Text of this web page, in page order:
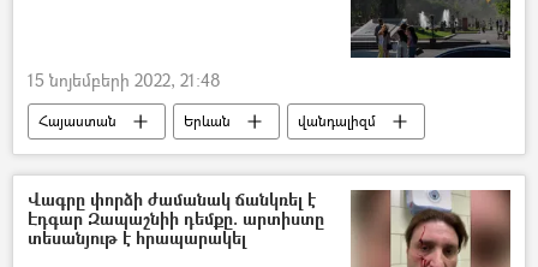
15 նոյեմբերի 2022, 21:48
Հայաստան Երևան
վանդալիզմ
Գարեգին Նժդեհ
արձան
Այաթոլլա Ալի Խամենեի
Վագրը փորձի ժամանակ ճանկռել է
Էդգար Զապաշնիի դեմքը. արտիստը
տեսանյութ է հրապարակել